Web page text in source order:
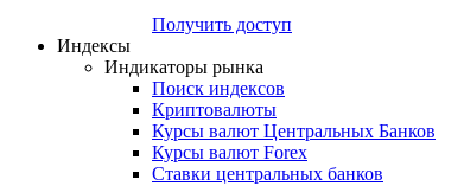
Получить доступ
Индексы
Индикаторы рынка
Поиск индексов
Криптовалюты
Курсы валют Центральных Банков
Курсы валют Forex
Ставки центральных банков